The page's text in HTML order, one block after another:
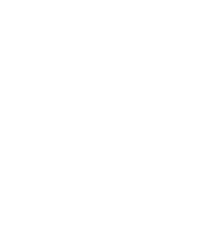
los für unsere täglichen